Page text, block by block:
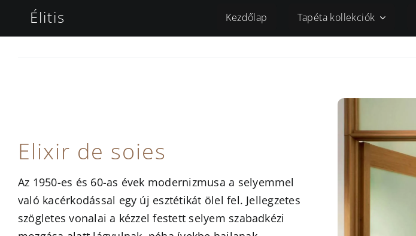
KihagyásÉlitis Kezdőlap Tapéta kollekciók
Elixir de soies
Az 1950-es és 60-as évek modernizmusa a selyemmel
való kacérkodással egy új esztétikát ölel fel. Jellegzetes
szögletes vonalai a kézzel festett selyem szabadkézi